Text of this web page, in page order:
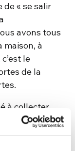
de « se salir
avons tous
maison, à
le
de la
à collecter
première